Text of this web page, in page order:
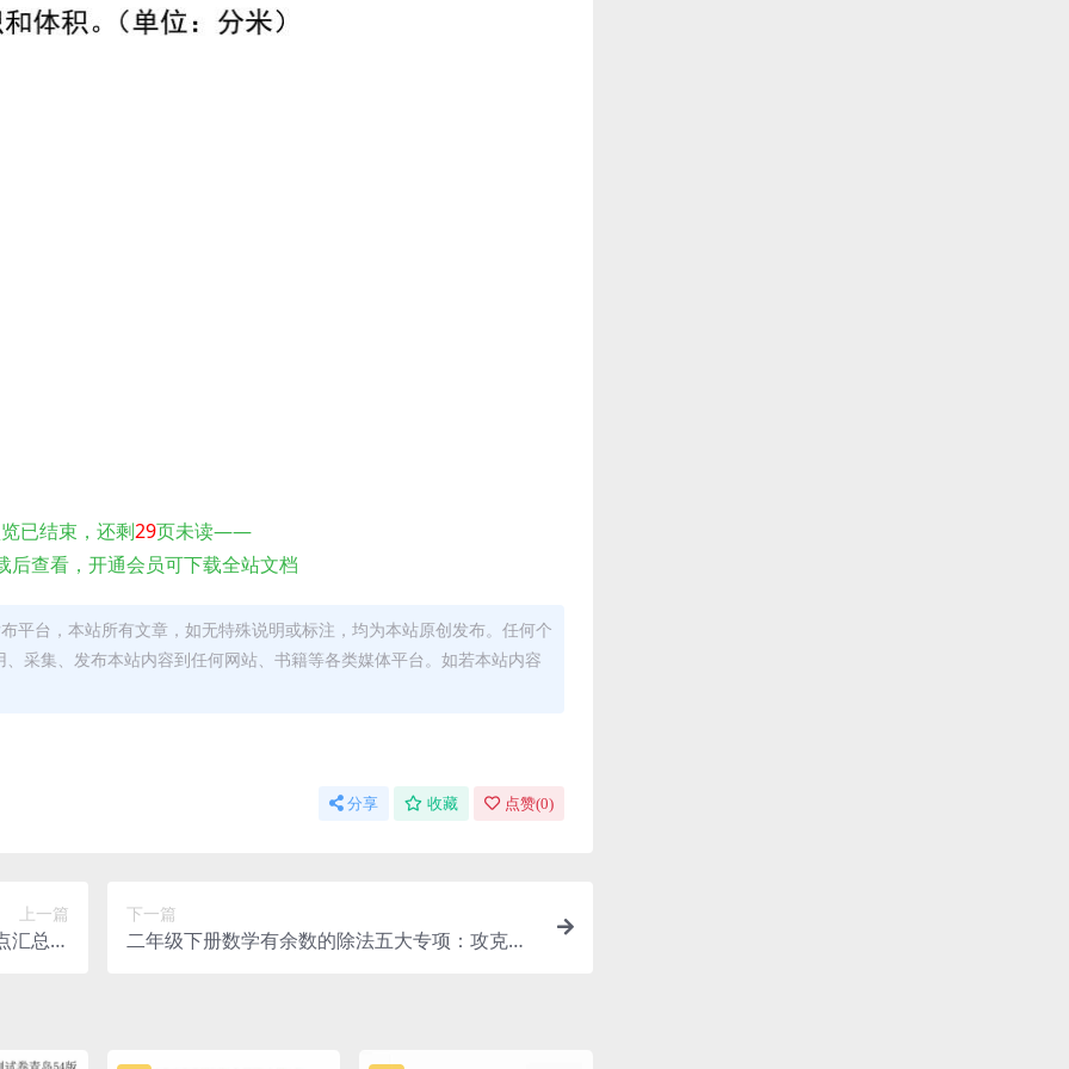
已结束，还剩29页未读——
后查看，开通会员可下载全站文档
平台，本站所有文章，如无特殊说明或标注，均为本站原创发布。任何个
采集、发布本站内容到任何网站、书籍等各类媒体平台。如若本站内容
分享 收藏 点赞(0)
上一篇
汇总：
下一篇
二年级下册数学有余数的除法五大专项：攻克计